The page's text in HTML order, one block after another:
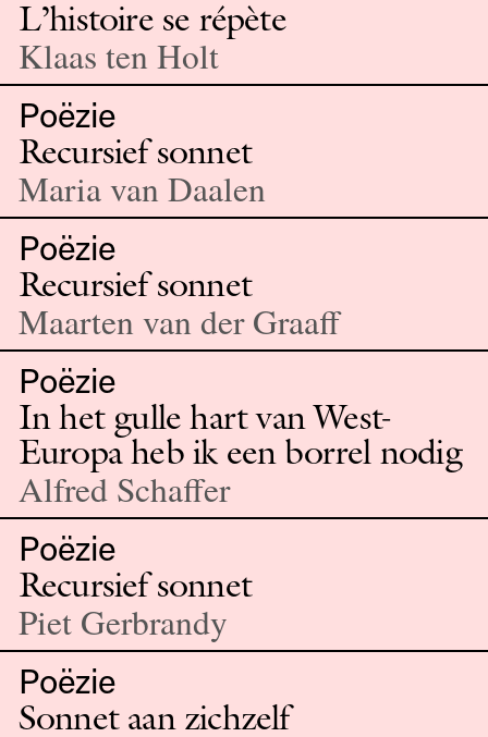
L’histoire se répète
Klaas ten Holt
Poëzie
Recursief sonnet
Maria van Daalen
Poëzie
Recursief sonnet
Maarten van der Graaff
Poëzie
In het gulle hart van West-
Europa heb ik een borrel nodig
Alfred Schaffer
Poëzie
Recursief sonnet
Piet Gerbrandy
Poëzie
Sonnet aan zichzelf